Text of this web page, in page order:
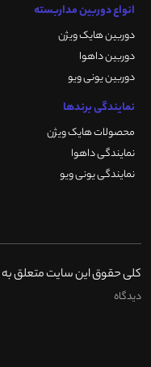
انواع دوربین مداربسته
دوربین هایک ویژن
دوربین داهوا
دوربین یونی ویو
نمایندگی برندها
محصولات هایک ویژن
نمایندگی داهوا
نمایندگی یونی ویو
کلی حقوق این سایت متعلق به
دیدگاه